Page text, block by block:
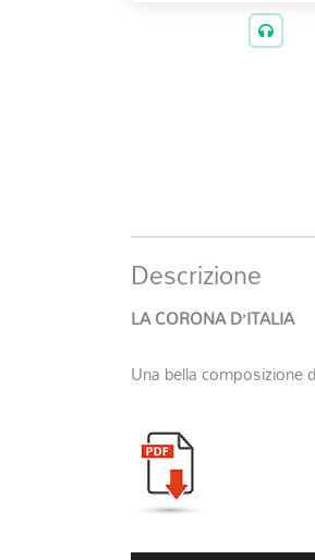
Descrizione
LA CORONA D’ITALIA
Una bella composizione